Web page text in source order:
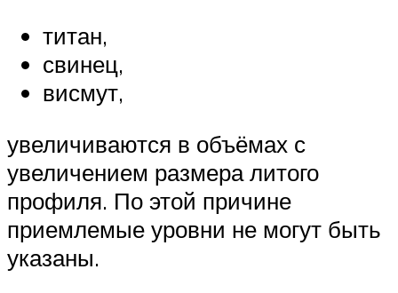
титан,
свинец,
висмут,
увеличиваются в объёмах с
увеличением размера литого
профиля. По этой причине
приемлемые уровни не могут быть
указаны.